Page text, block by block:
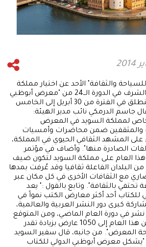
والثقافة" الأحد عن اختيار مملكة
السويد لتكون ضيف الشرف في الدورة الــ24 من "معرض أبوظبي
الدولي للكتاب" الذي ينطلق في الفترة من 30 أبريل إلى الخامس
جاسم الدرمكي نائب مدير الهيئة:
لمملكة السويد في المعرض
والمثقفين ضمن محاضرات وأمسيات
المشهد الثقافي الحيوي في المملكة،
الصادرة منها". وأضاف في مؤتمر
هذا العام على مملكة السويد لتكون ضيف
الفاعلة ثقافيا وقد عُرفت بمدها
مع الثقافات الأخرى في كل مكان عبر
بالثقافة". وتابع بالقول :" يعد
أحد أكثر معارض الكتب نمواً في
كبرى دور النشر العربية والعالمية،
شاركت 1025 دار نشر في دورة العام الماضي، ومن المتوقع
أن يصل عدد العارضين هذا العام إلى 1050 عارض بزيادة تقدر
مساحة المعرض". من جانبه، قال سفير السويد
"يشكل معرض أبوظبي الدولي للكتاب